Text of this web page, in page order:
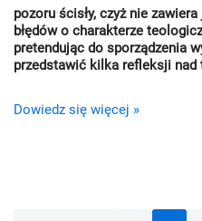
pozoru ścisły, czyż nie
błędów o charakterze
pretendując do sporządzenia
przedstawić kilka refleksji
Dowiedz się więcej »